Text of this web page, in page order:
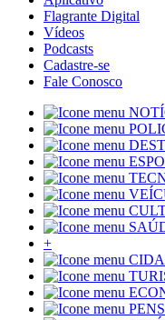
Flagrante Digital
Vídeos
Podcasts
Cadastre-se
Fale Conosco
+